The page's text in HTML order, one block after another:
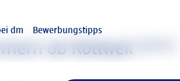
dm Bewerbungstipps
ob Rottweil